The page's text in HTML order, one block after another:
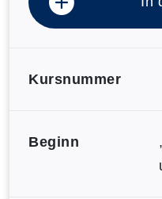
Kursnummer
Beginn